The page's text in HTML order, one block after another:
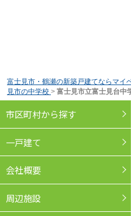
富士見市・鶴瀬の新築戸建てならマイ
見市の中学校 > 富士見市立富士見台中
市区町村から探す
一戸建て
会社概要
周辺施設